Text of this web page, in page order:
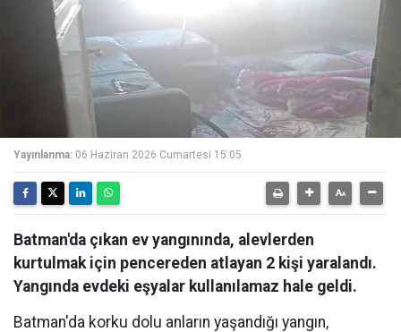
Yayınlanma: 06 Haziran 2026 Cumartesi 15:05
Batman'da çıkan ev yangınında, alevlerden
kurtulmak için pencereden atlayan 2 kişi yaralandı.
Yangında evdeki eşyalar kullanılamaz hale geldi.
Batman'da korku dolu anların yaşandığı yangın,